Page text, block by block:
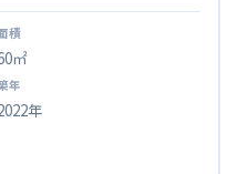
㎡
年